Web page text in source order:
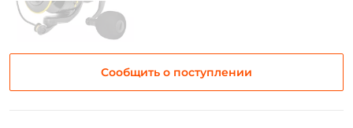
Сообщить о поступлении
Создать аккаунт